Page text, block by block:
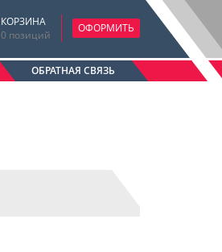
КОРЗИНА
0 позиций
ОФОРМИТЬ
ОБРАТНАЯ СВЯЗЬ